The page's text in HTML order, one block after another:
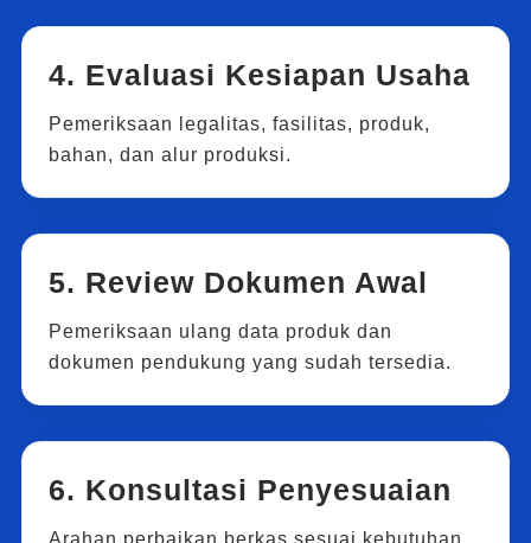
4. Evaluasi Kesiapan Usaha
Pemeriksaan legalitas, fasilitas, produk,
bahan, dan alur produksi.
5. Review Dokumen Awal
Pemeriksaan ulang data produk dan
dokumen pendukung yang sudah tersedia.
6. Konsultasi Penyesuaian
Arahan perbaikan berkas sesuai kebutuhan